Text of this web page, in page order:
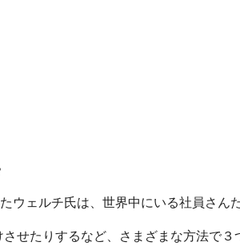
ウェルチ氏は、世界中にいる社員さん
せたりするなど、さまざまな方法で３